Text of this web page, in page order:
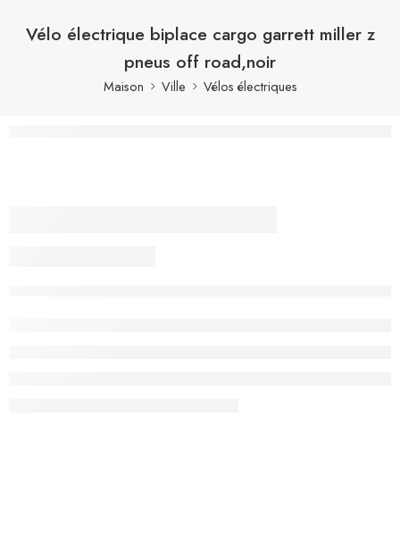
Vélo électrique biplace cargo garrett miller z
pneus off road,noir
Maison Ville Vélos électriques